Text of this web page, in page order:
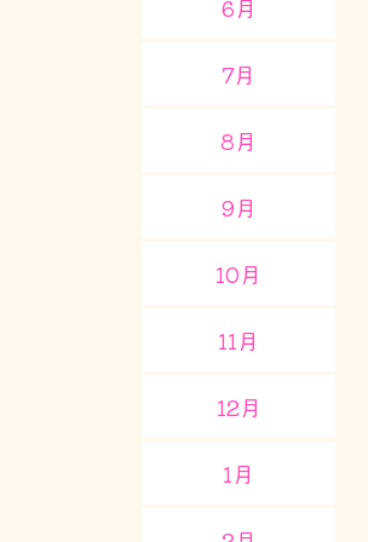
6月
7月
8月
9月
10月
11月
12月
1月